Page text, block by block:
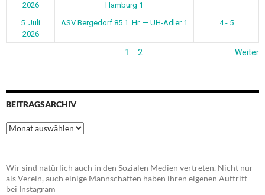
2026
Hamburg 1
5. Juli
2026
ASV Bergedorf 85 1. Hr. — UH-Adler 1 4 - 5
1 2 Weiter
BEITRAGSARCHIV
Beitragsarchiv
Wir sind natürlich auch in den Sozialen Medien vertreten. Nicht nur
als Verein, auch einige Mannschaften haben ihren eigenen Auftritt
bei Instagram